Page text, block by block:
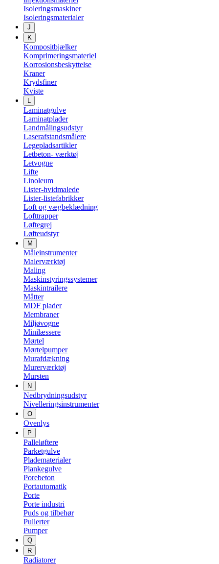
Isoleringsmaskiner
Isoleringsmaterialer
J
K
Kompositbjælker
Komprimeringsmateriel
Korrosionsbeskyttelse
Kraner
Krydsfiner
Kviste
L
Laminatgulve
Laminatplader
Landmålingsudstyr
Laserafstandsmålere
Legepladsartikler
Letbeton- værktøj
Letvogne
Lifte
Linoleum
Lister-hvidmalede
Lister-listefabrikker
Loft og vægbeklædning
Lofttrapper
Løftegrej
Løfteudstyr
M
Måleinstrumenter
Malerværktøj
Maling
Maskinstyringssystemer
Maskintrailere
Måtter
MDF plader
Membraner
Miljøvogne
Minilæssere
Mørtel
Mørtelpumper
Murafdækning
Murerværktøj
Mursten
N
Nedbrydningsudstyr
Nivelleringsinstrumenter
O
Ovenlys
P
Palleløftere
Parketgulve
Pladematerialer
Plankegulve
Porebeton
Portautomatik
Porte
Porte industri
Puds og tilbehør
Pullerter
Pumper
Q
R
Radiatorer